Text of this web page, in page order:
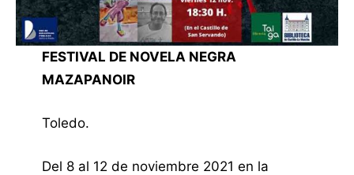
FESTIVAL DE NOVELA NEGRA
MAZAPANOIR
Toledo.
Del 8 al 12 de noviembre 2021 en la